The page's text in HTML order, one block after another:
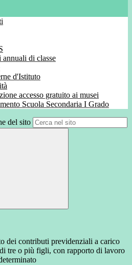
di classe
d'Istituto
accesso gratuito ai musei
Scuola Secondaria I Grado
del sito
dei contributi previdenziali a carico
tre o più figli, con rapporto di lavoro